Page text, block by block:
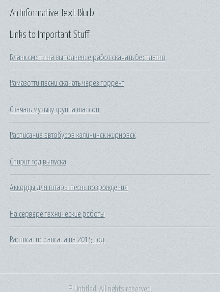
Links to Important Stuff
Бланк сметы на выполнение работ скачать бесплатно
Рамазотти песни скачать через торрент
Скачать музыку группа шансон
Расписание автобусов калининск жирновск
Спирит год выпуска
Аккорды для гитары песнь возрождения
На сервере технические работы
Расписание сапсана на 2015 год
An Informative Text Blurb
© Untitled. All rights reserved.